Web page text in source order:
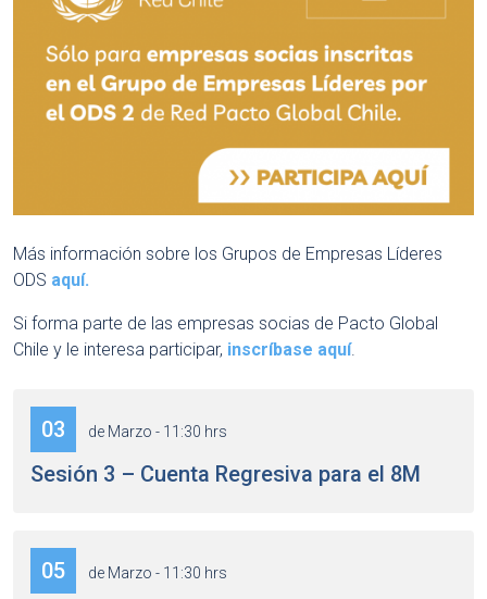
Más información sobre los Grupos de Empresas Líderes
ODS aquí.
Si forma parte de las empresas socias de Pacto Global
Chile y le interesa participar, inscríbase aquí.
03 de Marzo - 11:30 hrs
Sesión 3 – Cuenta Regresiva para el 8M
05 de Marzo - 11:30 hrs